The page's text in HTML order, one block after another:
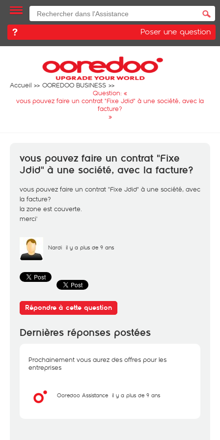
Poser une question
Accueil
OOREDOO BUSINESS
Question: «
vous pouvez faire un contrat "Fixe Jdid" à une société, avec la
facture?
»
vous pouvez faire un contrat "Fixe
Jdid" à une société, avec la facture?
vous pouvez faire un contrat "Fixe Jdid" à une société, avec
la facture?
la zone est couverte.
merci'
Nardi il y a plus de 9 ans
Répondre à cette question
Dernières réponses postées
Prochainement vous aurez des offres pour les
entreprises
Ooredoo Assistance il y a plus de 9 ans